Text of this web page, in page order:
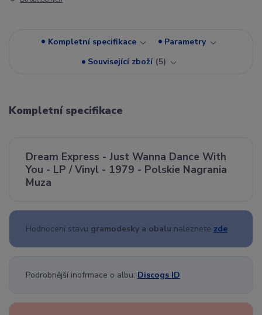
Kompletní specifikace
Parametry
Související zboží 5
Kompletní specifikace
Dream Express - Just Wanna Dance With
You - LP / Vinyl - 1979 - Polskie Nagrania
Muza
Hodnocení stavu gramodesky a obalu naleznete zde
Podrobnější inofrmace o albu: Discogs ID